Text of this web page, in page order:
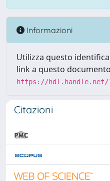
Informazioni
Utilizza questo
link a questo
https://hdl.handle.net/
Citazioni